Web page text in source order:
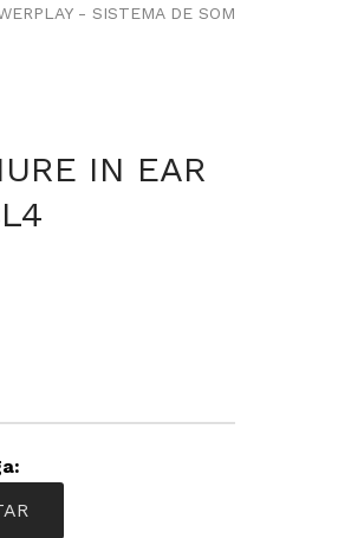
- SISTEMA DE SOM
IN EAR